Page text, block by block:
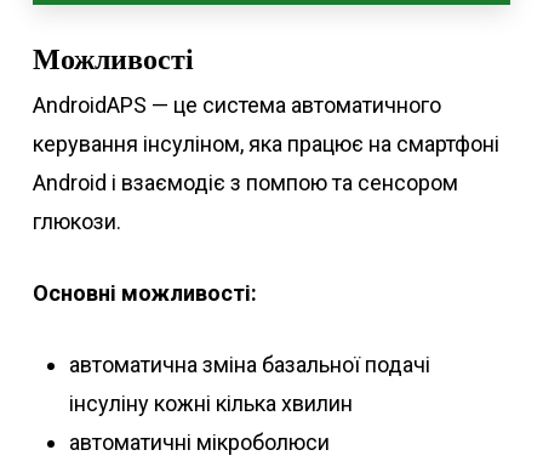
Можливості
AndroidAPS — це система автоматичного
керування інсуліном, яка працює на смартфоні
Android і взаємодіє з помпою та сенсором
глюкози.
Основні можливості:
автоматична зміна базальної подачі
інсуліну кожні кілька хвилин
автоматичні мікроболюси